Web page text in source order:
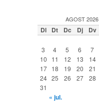
AGOST 2026
Dl Dt Dc Dj Dv
3
4 5 6 7
10
11 12 13 14
17
18 19 20 21
24 25 26 27 28
31
« jul.